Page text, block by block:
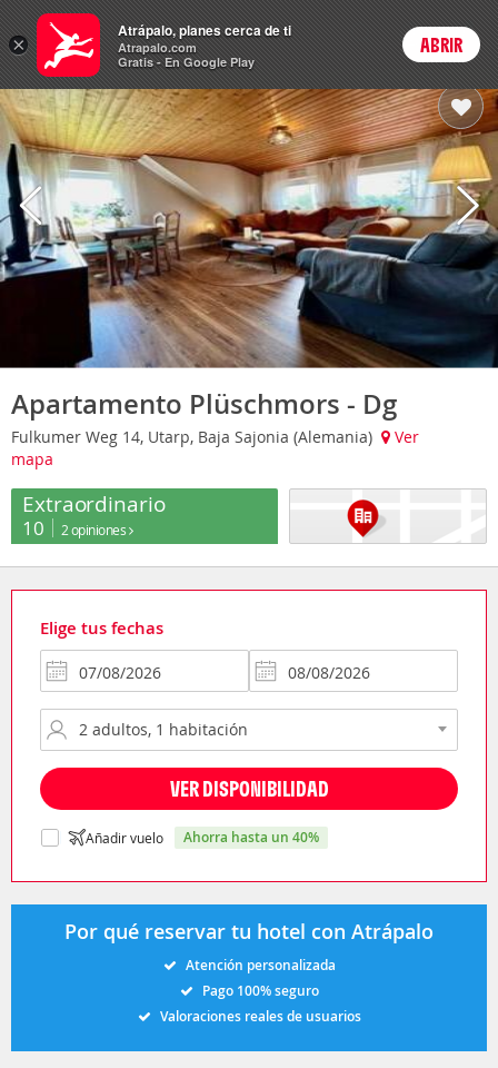
Hoteles Login
Apartamento Plüschmors - Dg
Fulkumer Weg 14, Utarp, Baja Sajonia (Alemania)
Ver
mapa
Extraordinario
10 2 opiniones
Elige tus fechas
VER DISPONIBILIDAD
Añadir vuelo ahorra hasta un 40%
Por qué reservar tu hotel con Atrápalo
Atención personalizada
Pago 100% seguro
Valoraciones reales de usuarios
×
Atrápalo, planes cerca de ti
Atrapalo.com
Gratis - En Google Play
ABRIR